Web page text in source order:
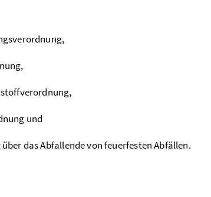
und
das Abfallende von feuerfesten Abfällen.